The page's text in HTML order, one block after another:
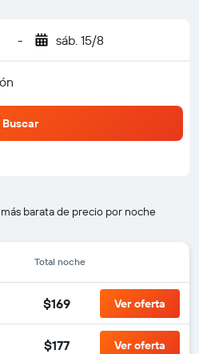
- sáb. 15/8
Buscar
barata de precio por noche
Total noche
$169 Ver oferta
$177 Ver oferta